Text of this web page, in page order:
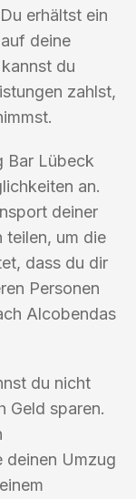
erhältst ein
deine
du
zahlst,
Bar Lübeck
an.
deiner
teilen, um die
dass du dir
Personen
Alcobendas
du nicht
Geld sparen.
deinen Umzug